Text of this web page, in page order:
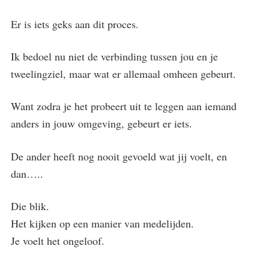
Er is iets geks aan dit proces.
Ik bedoel nu niet de verbinding tussen jou en je
tweelingziel, maar wat er allemaal omheen gebeurt.
Want zodra je het probeert uit te leggen aan iemand
anders in jouw omgeving, gebeurt er iets.
De ander heeft nog nooit gevoeld wat jij voelt, en
dan…..
Die blik.
Het kijken op een manier van medelijden.
Je voelt het ongeloof.